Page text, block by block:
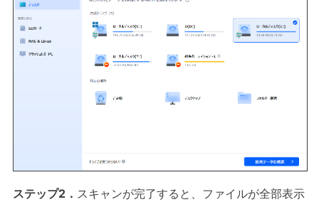
ステップ2． スキャンが完了すると、ファイルが全部表示